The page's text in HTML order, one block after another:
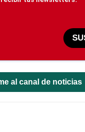
al canal de noticias